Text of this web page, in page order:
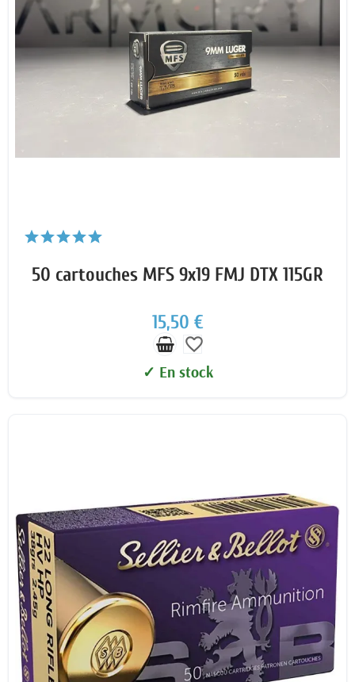
50 cartouches MFS 9x19 FMJ DTX 115GR
15,50 €
favorite_border
✓ En stock